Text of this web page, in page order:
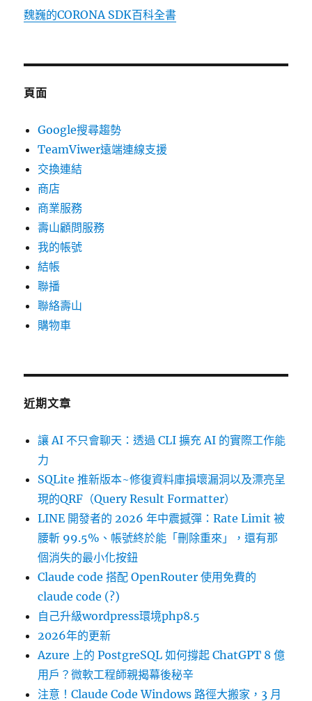
魏巍的CORONA SDK百科全書
頁面
Google搜尋趨勢
TeamViwer遠端連線支援
交換連結
商店
商業服務
壽山顧問服務
我的帳號
結帳
聯播
聯絡壽山
購物車
近期文章
讓 AI 不只會聊天：透過 CLI 擴充 AI 的實際工作能
力
SQLite 推新版本~修復資料庫損壞漏洞以及漂亮呈
現的QRF（Query Result Formatter）
LINE 開發者的 2026 年中震撼彈：Rate Limit 被
腰斬 99.5%、帳號終於能「刪除重來」，還有那
個消失的最小化按鈕
Claude code 搭配 OpenRouter 使用免費的
claude code (?)
自己升級wordpress環境php8.5
2026年的更新
Azure 上的 PostgreSQL 如何撐起 ChatGPT 8 億
用戶？微軟工程師親揭幕後秘辛
注意！Claude Code Windows 路徑大搬家，3 月